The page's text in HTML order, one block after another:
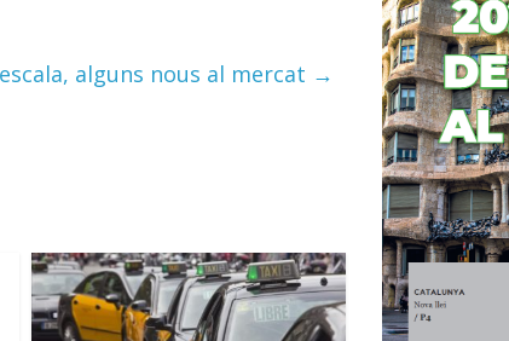
alguns nous al mercat →